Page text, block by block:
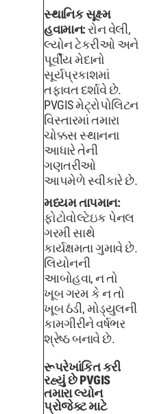
સ્થાનિક સૂક્ષ્મ
હવામાન:રોન વેલી,
લ્યોન ટેકરીઓ અને
પૂર્વીય મેદાનો
સૂર્યપ્રકાશમાં
તફાવત દર્શાવે છે.
PVGIS મેટ્રોપોલિટન
વિસ્તારમાં તમારા
ચોક્કસ સ્થાનના
આધારે તેની
ગણતરીઓ
આપમેળે સ્વીકારે છે.
મધ્યમ તાપમાન:
ફોટોવોલ્ટેઇક પેનલ
ગરમી સાથે
કાર્યક્ષમતા ગુમાવે છે.
લિયોનની
આબોહવા, ન તો
ખૂબ ગરમ કે ન તો
ખૂબ ઠંડી, મોડ્યુલની
કામગીરીને વર્ષભર
શ્રેષ્ઠ બનાવે છે.
રૂપરેખાંકિત કરી
રહ્યું છે PVGIS
તમારા લ્યોન
પ્રોજેક્ટ માટે